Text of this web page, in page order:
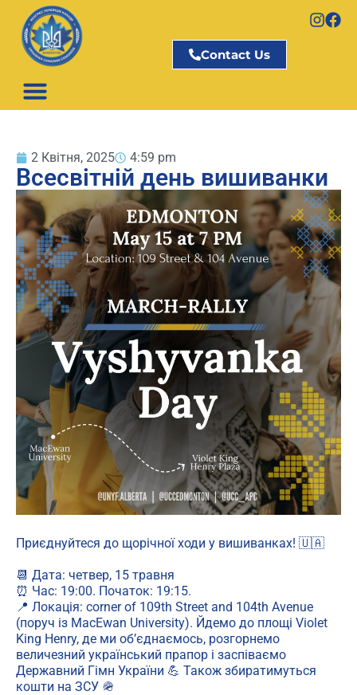
Contact Us
2 Квітня, 2025 4:59 pm
Всесвітній день вишиванки
Приєднуйтеся до щорічної ходи у вишиванках! 🇺🇦
📆 Дата: четвер, 15 травня
⏰ Час: 19:00. Початок: 19:15.
📍 Локація: corner of 109th Street and 104th Avenue
(поруч із MacEwan University). Йдемо до площі Violet
King Henry, де ми об’єднаємось, розгорнемо
величезний український прапор і заспіваємо
Державний Гімн України 💪 Також збиратимуться
кошти на ЗСУ 🪖